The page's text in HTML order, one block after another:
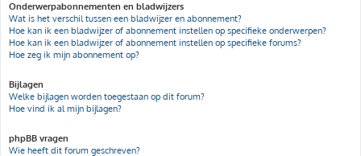
Onderwerpabonnementen en bladwijzers
Wat is het verschil tussen een bladwijzer en abonnement?
Hoe kan ik een bladwijzer of abonnement instellen op specifieke onderwerpen?
Hoe kan ik een bladwijzer of abonnement instellen op specifieke forums?
Hoe zeg ik mijn abonnement op?
Bijlagen
Welke bijlagen worden toegestaan op dit forum?
Hoe vind ik al mijn bijlagen?
phpBB vragen
Wie heeft dit forum geschreven?